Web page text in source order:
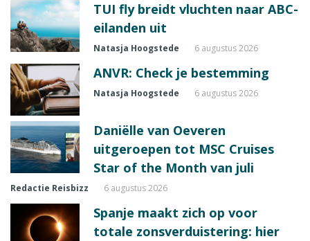
TUI fly breidt vluchten naar ABC-
eilanden uit
Natasja Hoogstede 6 augustus 2026
ANVR: Check je bestemming
Natasja Hoogstede 6 augustus 2026
Daniëlle van Oeveren
uitgeroepen tot MSC Cruises
Star of the Month van juli
Redactie Reisbizz 6 augustus 2026
Spanje maakt zich op voor
totale zonsverduistering: hier